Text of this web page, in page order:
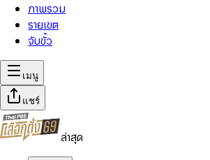
ภาพรวม
รายเขต
จับขั้ว
เมนู
แชร์
ล่าสุด